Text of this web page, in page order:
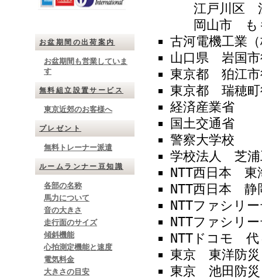
お盆期間の出荷案内
お盆期間も営業していま
す
無料組立設置サービス
東京近郊のお客様へ
プレゼント
無料トレーナー派遣
ルームランナー豆知識
各部の名称
馬力について
音の大きさ
走行面のサイズ
傾斜機能
心拍測定機能と速度
電気料金
大きさの目安
江戸川区
岡山市
古河電機工業
山口県 岩国市
東京都 狛江市
東京都 瑞穂町
経済産業省
国土交通省
警察大学校
学校法人 芝浦
NTT西日本 東
NTT西日本 静
NTTファシリ
NTTファシリ
NTTドコモ 代
東京 東洋防災
東京 池田防災